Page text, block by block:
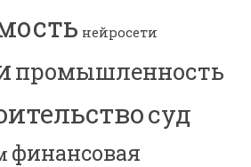
нейросети
промышленность
суд
финансовая